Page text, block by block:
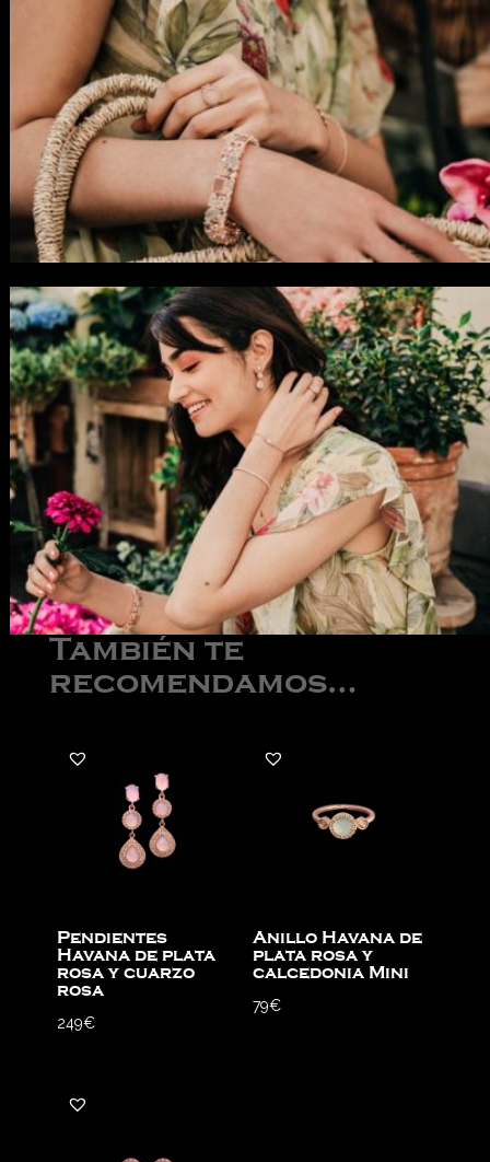
También te
recomendamos…
Pendientes
Havana de plata
rosa y cuarzo
rosa
249€
Anillo Havana de
plata rosa y
calcedonia Mini
79€